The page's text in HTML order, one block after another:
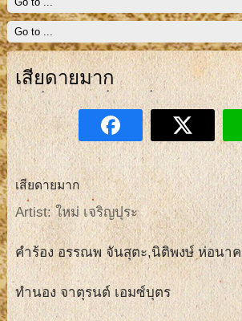
เสียดายมาก
เสียดายมาก
Artist: ใหม่ เจริญปุระ
คำร้อง อรรณพ จันสุตะ,นิติพงษ์ ห่อนาค
ทำนอง จาตุรนต์ เอมซ์บุตร